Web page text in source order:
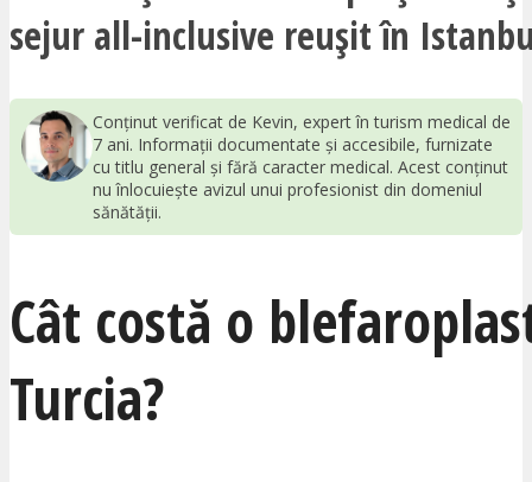
sejur all-inclusive reușit în
Conținut verificat de Kevin, expert în turism medical de
7 ani. Informații documentate și accesibile, furnizate
cu titlu general și fără caracter medical. Acest conținut
nu înlocuiește avizul unui profesionist din domeniul
sănătății.
Cât costă o
Turcia?